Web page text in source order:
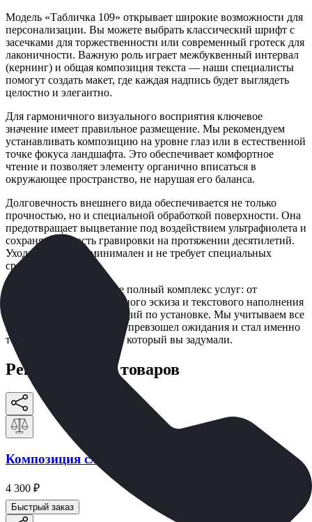
Модель «Табличка 109» открывает широкие возможности для
персонализации. Вы можете выбрать классический шрифт с
засечками для торжественности или современный гротеск для
лаконичности. Важную роль играет межбуквенный интервал
(кернинг) и общая композиция текста — наши специалисты
помогут создать макет, где каждая надпись будет выглядеть
целостно и элегантно.
Для гармоничного визуального восприятия ключевое
значение имеет правильное размещение. Мы рекомендуем
устанавливать композицию на уровне глаз или в естественной
точке фокуса ландшафта. Это обеспечивает комфортное
чтение и позволяет элементу органично вписаться в
окружающее пространство, не нарушая его баланса.
Долговечность внешнего вида обеспечивается не только
прочностью, но и специальной обработкой поверхности. Она
предотвращает выцветание под воздействием ультрафиолета и
сохраняет четкость гравировки на протяжении десятилетий.
Уход за изделием минимален и не требует специальных
средств.
При заказе вы получаете полный комплекс услуг: от
разработки индивидуального эскиза и текстового наполнения
до доставки и рекомендаций по установке. Мы учитываем все
нюансы, чтобы результат превзошел ожидания и стал именно
тем значимым акцентом, который вы задумали.
Рекомендации товаров
Композиция сложной формы, портрет 105
4 300 ₽
Быстрый заказ